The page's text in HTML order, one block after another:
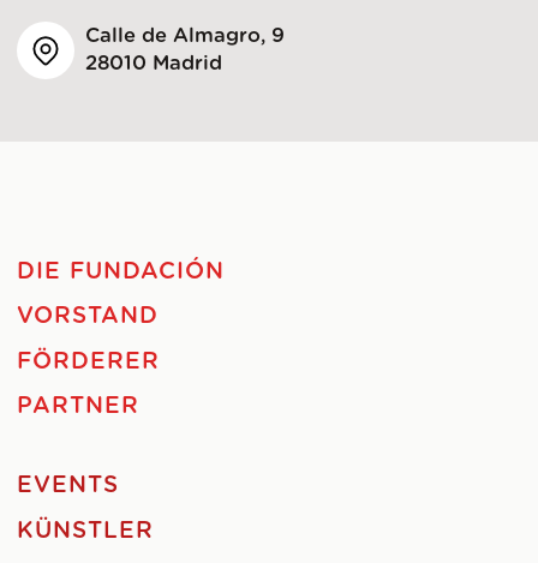
Calle de Almagro, 9
28010 Madrid
DIE FUNDACIÓN
VORSTAND
FÖRDERER
PARTNER
EVENTS
KÜNSTLER